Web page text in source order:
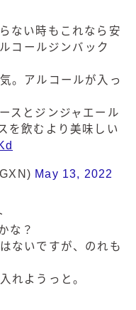
ない時もこれなら安
コールジンバック
。アルコールが入っ
スとジンジャエール
を飲むより美味しい
May 13, 2022
な？
ないですが、のれも
れようっと。